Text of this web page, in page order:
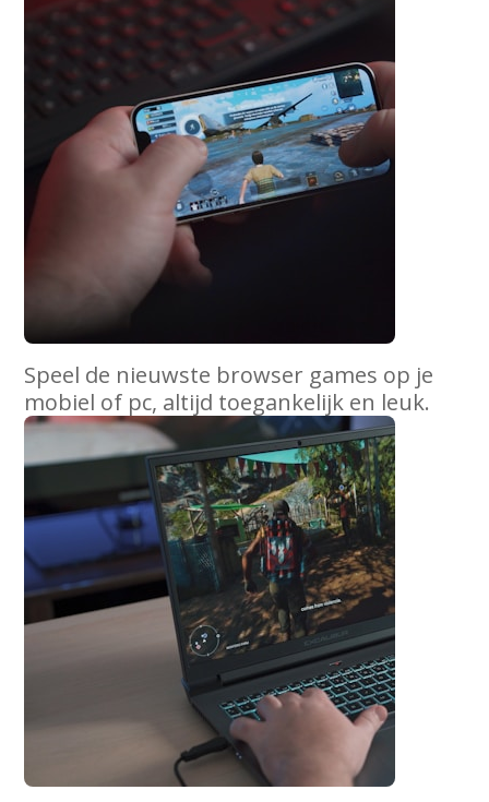
Speel de nieuwste browser games op je
mobiel of pc, altijd toegankelijk en leuk.